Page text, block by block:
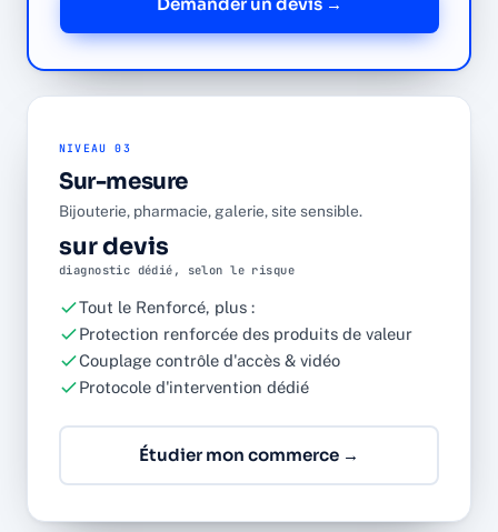
NIVEAU 03
Sur-mesure
Bijouterie, pharmacie, galerie, site sensible.
sur devis
diagnostic dédié, selon le risque
Tout le Renforcé, plus :
Protection renforcée des produits de valeur
Couplage contrôle d'accès & vidéo
Protocole d'intervention dédié
Étudier mon commerce →